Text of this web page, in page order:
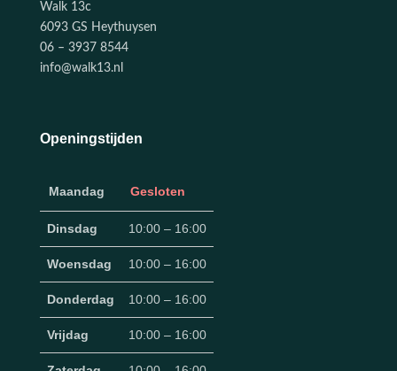
Walk 13c
6093 GS Heythuysen
06 – 3937 8544
info@walk13.nl
Openingstijden
Maandag Gesloten
Dinsdag 10:00 – 16:00
Woensdag 10:00 – 16:00
Donderdag 10:00 – 16:00
Vrijdag 10:00 – 16:00